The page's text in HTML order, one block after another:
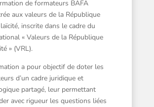
de formateurs BAFA
aux valeurs de la République
inscrite dans le cadre du
« Valeurs de la République
» (VRL).
a pour objectif de doter les
d’un cadre juridique et
partagé, leur permettant
avec rigueur les questions liées